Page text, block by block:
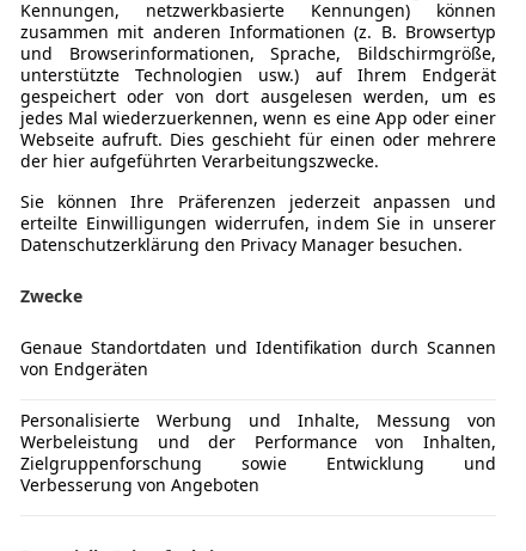
Kraftstoff Diesel
Komfort
Tempomat
Unterhaltung/Media
Bluetooth
Mehr anzeigen
Top Preis!
Kombilimousine
FGNR 50059
Kennungen, netzwerkbasierte Kennungen) können
zusammen mit anderen Informationen (z. B. Browsertyp
und Browserinformationen, Sprache, Bildschirmgröße,
unterstützte Technologien usw.) auf Ihrem Endgerät
gespeichert oder von dort ausgelesen werden, um es
jedes Mal wiederzuerkennen, wenn es eine App oder einer
Webseite aufruft. Dies geschieht für einen oder mehrere
der hier aufgeführten Verarbeitungszwecke.
Sie können Ihre Präferenzen jederzeit anpassen und
erteilte Einwilligungen widerrufen, indem Sie in unserer
Datenschutzerklärung den Privacy Manager besuchen.
Zwecke
Genaue Standortdaten und Identifikation durch Scannen
von Endgeräten
Personalisierte Werbung und Inhalte, Messung von
Werbeleistung und der Performance von Inhalten,
Zielgruppenforschung sowie Entwicklung und
Verbesserung von Angeboten